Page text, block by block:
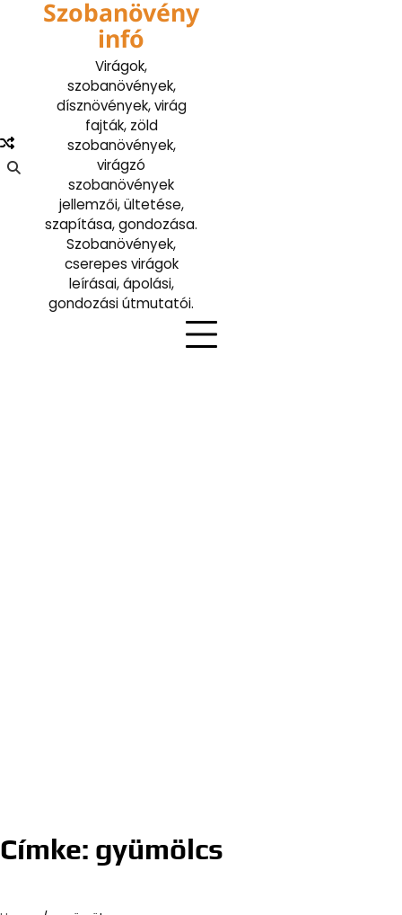
Szobanövény
infó
Virágok,
szobanövények,
dísznövények, virág
fajták, zöld
szobanövények,
virágzó
szobanövények
jellemzői, ültetése,
szapítása, gondozása.
Szobanövények,
cserepes virágok
leírásai, ápolási,
gondozási útmutatói.
Címke: gyümölcs